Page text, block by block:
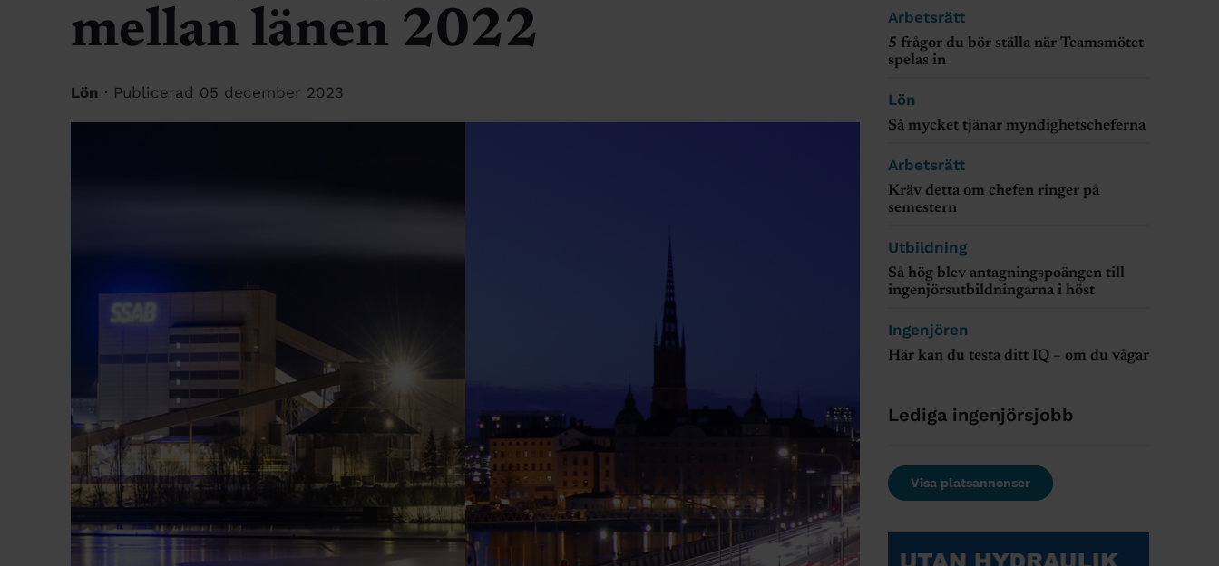
mellan länen 2022
Lön · Publicerad 05 december 2023
Arbetsrätt
5 frågor du bör ställa när Teamsmötet
spelas in
Lön
Så mycket tjänar myndighetscheferna
Arbetsrätt
Kräv detta om chefen ringer på
semestern
Utbildning
Så hög blev antagningspoängen till
ingenjörsutbildningarna i höst
Ingenjören
Här kan du testa ditt IQ – om du vågar
Lediga ingenjörsjobb
Visa platsannonser